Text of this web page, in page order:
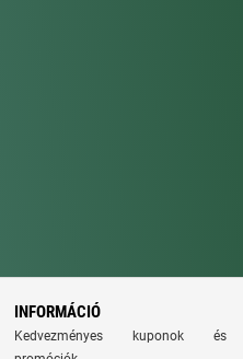
INFORMÁCIÓ
Kedvezményes kuponok és